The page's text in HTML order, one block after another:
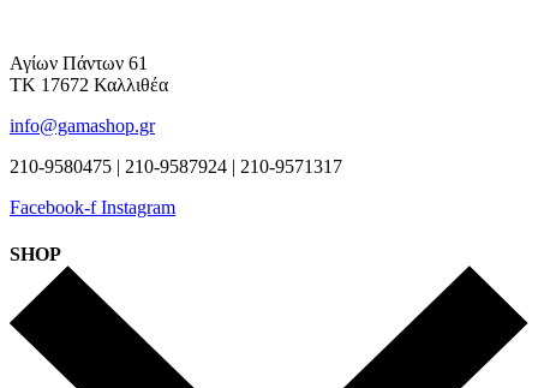
Αγίων Πάντων 61
ΤΚ 17672 Καλλιθέα
info@gamashop.gr
210-9580475 | 210-9587924 | 210-9571317
Facebook-f Instagram
SHOP